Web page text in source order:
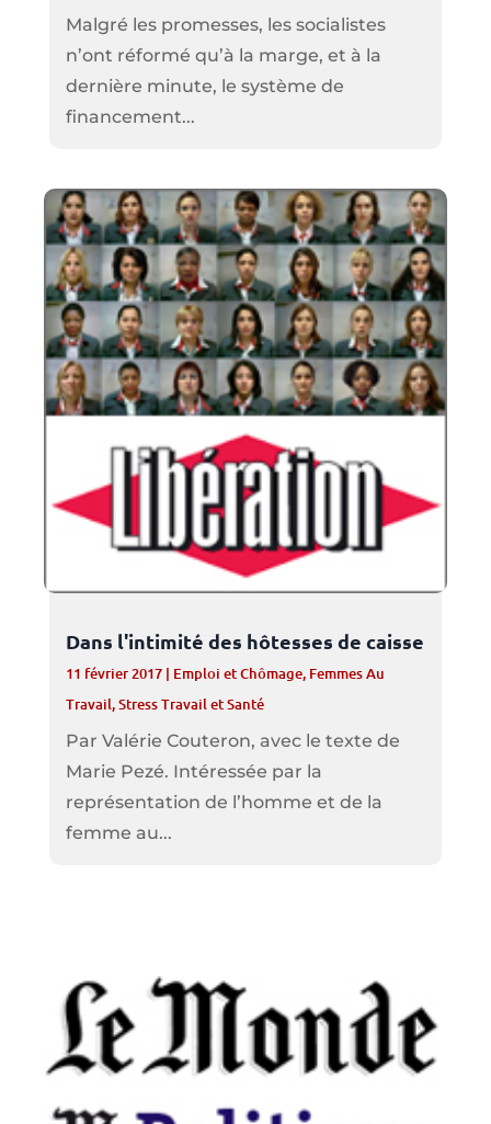
Malgré les promesses, les socialistes
n’ont réformé qu’à la marge, et à la
dernière minute, le système de
financement...
Dans l'intimité des hôtesses de caisse
11 février 2017| Emploi et Chômage, Femmes Au
Travail,Stress Travail et Santé
Par Valérie Couteron, avec le texte de
Marie Pezé. Intéressée par la
représentation de l’homme et de la
femme au...